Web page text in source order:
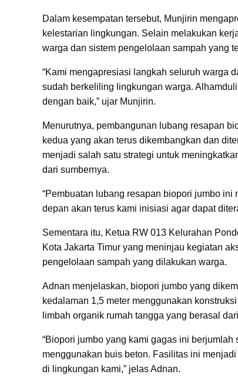
Dalam kesempatan tersebut, Munjirin
kelestarian lingkungan. Selain melakukan
warga dan sistem pengelolaan sampah yang
“Kami mengapresiasi langkah seluruh warga
sudah berkeliling lingkungan warga.
dengan baik,” ujar Munjirin.
Menurutnya, pembangunan lubang resapan
kedua yang akan terus dikembangkan dan
menjadi salah satu strategi untuk
dari sumbernya.
“Pembuatan lubang resapan biopori jumbo
depan akan terus kami inisiasi agar dapat
Sementara itu, Ketua RW 013 Kelurahan
Kota Jakarta Timur yang meninjau kegiatan
pengelolaan sampah yang dilakukan warga.
Adnan menjelaskan, biopori jumbo yang
kedalaman 1,5 meter menggunakan
limbah organik rumah tangga yang berasal
“Biopori jumbo yang kami gagas ini
menggunakan buis beton. Fasilitas ini
di lingkungan kami,” jelas Adnan.